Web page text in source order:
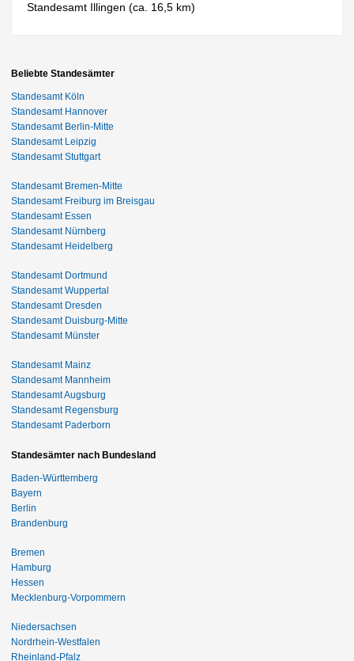
Standesamt Illingen (ca. 16,5 km)
Beliebte Standesämter
Standesamt Köln
Standesamt Hannover
Standesamt Berlin-Mitte
Standesamt Leipzig
Standesamt Stuttgart
Standesamt Bremen-Mitte
Standesamt Freiburg im Breisgau
Standesamt Essen
Standesamt Nürnberg
Standesamt Heidelberg
Standesamt Dortmund
Standesamt Wuppertal
Standesamt Dresden
Standesamt Duisburg-Mitte
Standesamt Münster
Standesamt Mainz
Standesamt Mannheim
Standesamt Augsburg
Standesamt Regensburg
Standesamt Paderborn
Standesämter nach Bundesland
Baden-Württemberg
Bayern
Berlin
Brandenburg
Bremen
Hamburg
Hessen
Mecklenburg-Vorpommern
Niedersachsen
Nordrhein-Westfalen
Rheinland-Pfalz